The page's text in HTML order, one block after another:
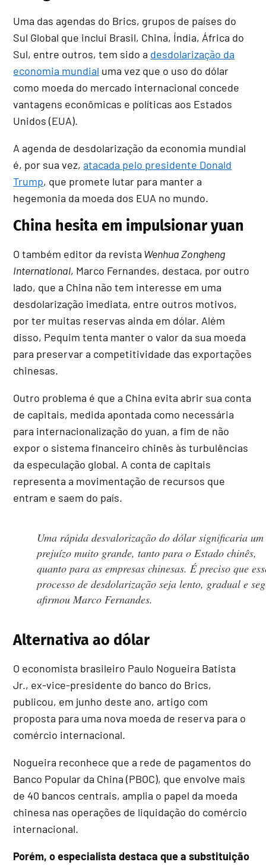
Uma das agendas do Brics, grupos de países do
Sul Global que inclui Brasil, China, Índia, África do
Sul, entre outros, tem sido a desdolarização da
economia mundial uma vez que o uso do dólar
como moeda do mercado internacional concede
vantagens econômicas e políticas aos Estados
Unidos (EUA).
A agenda de desdolarização da economia mundial
é, por sua vez,atacada pelo presidente Donald
Trump, que promete lutar para manter a
hegemonia da moeda dos EUA no mundo.
China hesita em impulsionar yuan
O também editor da revista Wenhua Zongheng
International, Marco Fernandes, destaca, por outro
lado, que a China não tem interesse em uma
desdolarização imediata, entre outros motivos,
por ter muitas reservas ainda em dólar. Além
disso, Pequim tenta manter o valor da sua moeda
para preservar a competitividade das exportações
chinesas.
Outro problema é que a China evita abrir sua conta
de capitais, medida apontada como necessária
para internacionalização do yuan, a fim de não
expor o sistema financeiro chinês às turbulências
da especulação global. A conta de capitais
representa a movimentação de recursos que
entram e saem do país.
Uma rápida desvalorização do dólar significaria um
prejuízo muito grande, tanto para o Estado chinês,
quanto para as empresas chinesas. É preciso que
processo de desdolarização seja lento, gradual e
afirmou Marco Fernandes.
Alternativa ao dólar
O economista brasileiro Paulo Nogueira Batista
Jr., ex-vice-presidente do banco do Brics,
publicou, em junho deste ano, artigo com
proposta para uma nova moeda de reserva para o
comércio internacional.
Nogueira reconhece que a rede de pagamentos do
Banco Popular da China (PBOC), que envolve mais
de 40 bancos centrais, amplia o papel da moeda
chinesa nas operações de liquidação do comércio
internacional.
Porém, o especialista destaca que a substituição